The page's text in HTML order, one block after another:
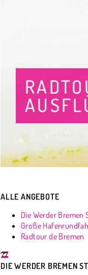
ALLE ANGEBOTE
Die Werder
Große
Radtour de Bremen
77
DIE WERDER BREMEN